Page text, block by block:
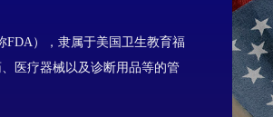
FDA），隶属于美国卫生教育福
医疗器械以及诊断用品等的管